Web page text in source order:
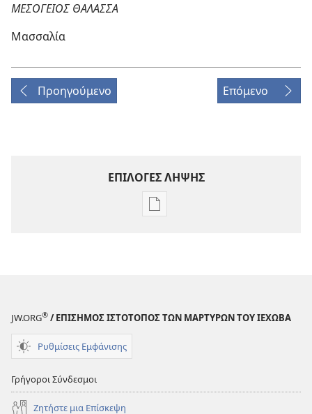
ΜΕΣΟΓΕΙΟΣ ΘΑΛΑΣΣΑ
Μασσαλία
Προηγούμενο Επόμενο
ΕΠΙΛΟΓΕΣ ΛΗΨΗΣ
Επιλογές
JW.ORG® / ΕΠΙΣΗΜΟΣ ΙΣΤΟΤΟΠΟΣ ΤΩΝ ΜΑΡΤΥΡΩΝ ΤΟΥ ΙΕΧΩΒΑ
Ρυθμίσεις Εμφάνισης
Γρήγοροι Σύνδεσμοι
Ζητήστε μια Επίσκεψη